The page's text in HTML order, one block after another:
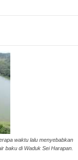
waktu lalu menyebabkan
baku di Waduk Sei Harapan.